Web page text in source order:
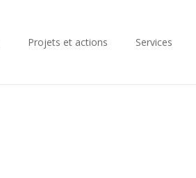
Projets et actions Services